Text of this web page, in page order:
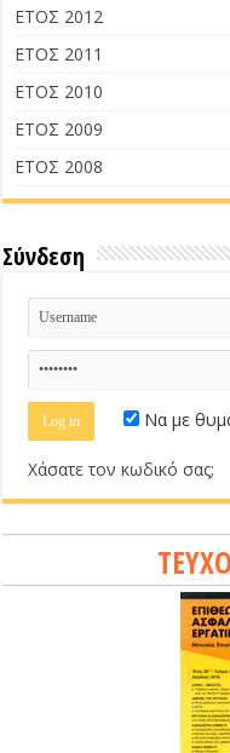
ΕΤΟΣ 2012
ΕΤΟΣ 2011
ΕΤΟΣ 2010
ΕΤΟΣ 2009
ΕΤΟΣ 2008
Σύνδεση
Να με
Χάσατε τον κωδικό σας;